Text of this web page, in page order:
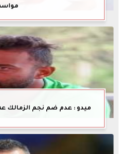
ميدو : عدم ضم نجم الزمالك